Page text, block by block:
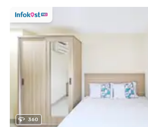
360